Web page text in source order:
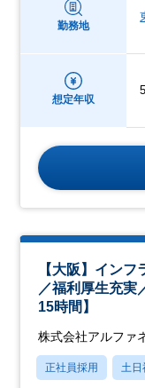
勤務地
想定年収
【大阪】イン
／福利厚生充実
15時間】
株式会社アルファ
正社員採用 土日